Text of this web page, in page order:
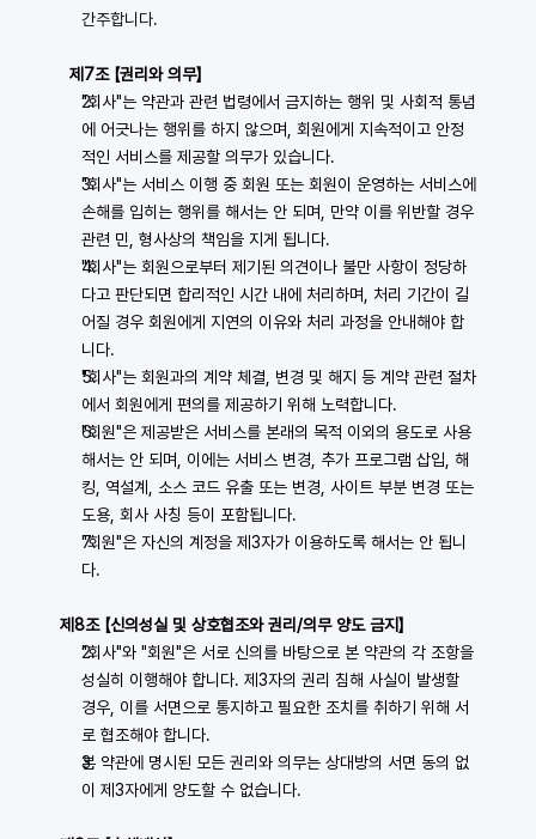
간주합니다.
제7조 【권리와 의무】
"회사"는 약관과 관련 법령에서 금지하는 행위 및 사회적 통념
에 어긋나는 행위를 하지 않으며, 회원에게 지속적이고 안정
적인 서비스를 제공할 의무가 있습니다.
"회사"는 서비스 이행 중 회원 또는 회원이 운영하는 서비스에
손해를 입히는 행위를 해서는 안 되며, 만약 이를 위반할 경우
관련 민, 형사상의 책임을 지게 됩니다.
"회사"는 회원으로부터 제기된 의견이나 불만 사항이 정당하
다고 판단되면 합리적인 시간 내에 처리하며, 처리 기간이 길
어질 경우 회원에게 지연의 이유와 처리 과정을 안내해야 합
니다.
"회사"는 회원과의 계약 체결, 변경 및 해지 등 계약 관련 절차
에서 회원에게 편의를 제공하기 위해 노력합니다.
"회원"은 제공받은 서비스를 본래의 목적 이외의 용도로 사용
해서는 안 되며, 이에는 서비스 변경, 추가 프로그램 삽입, 해
킹, 역설계, 소스 코드 유출 또는 변경, 사이트 부분 변경 또는
도용, 회사 사칭 등이 포함됩니다.
"회원"은 자신의 계정을 제3자가 이용하도록 해서는 안 됩니
다.
제8조 【신의성실 및 상호협조와 권리/의무 양도 금지】
"회사"와 "회원"은 서로 신의를 바탕으로 본 약관의 각 조항을
성실히 이행해야 합니다. 제3자의 권리 침해 사실이 발생할
경우, 이를 서면으로 통지하고 필요한 조치를 취하기 위해 서
로 협조해야 합니다.
본 약관에 명시된 모든 권리와 의무는 상대방의 서면 동의 없
이 제3자에게 양도할 수 없습니다.